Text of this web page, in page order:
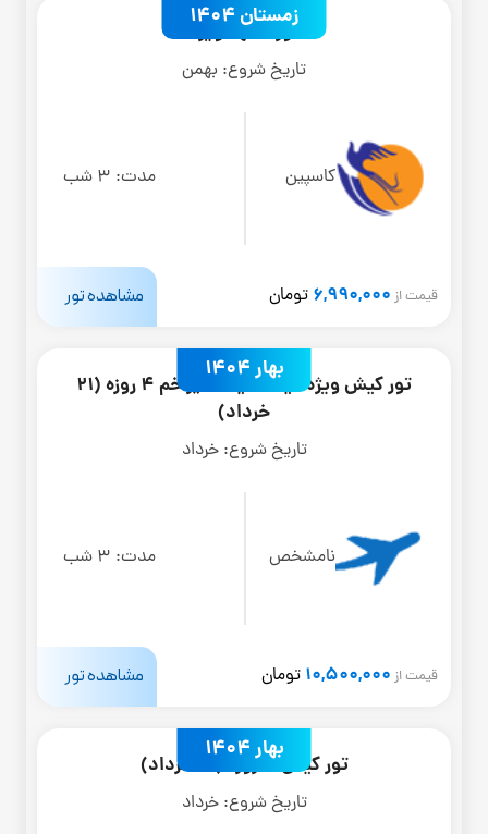
زمستان 1404
تور مشهد ویژه
تاریخ شروع: بهمن
کاسپین مدت: 3 شب
قیمت از 6,990,000 تومان مشاهده تور
بهار 1404
تور کیش ویژه عید سعید غدیر خم 4 روزه (21
خرداد)
تاریخ شروع: خرداد
نامشخص مدت: 3 شب
قیمت از 10,500,000 تومان مشاهده تور
بهار 1404تور کیش 4 روزه (16 خرداد)
تاریخ شروع: خرداد